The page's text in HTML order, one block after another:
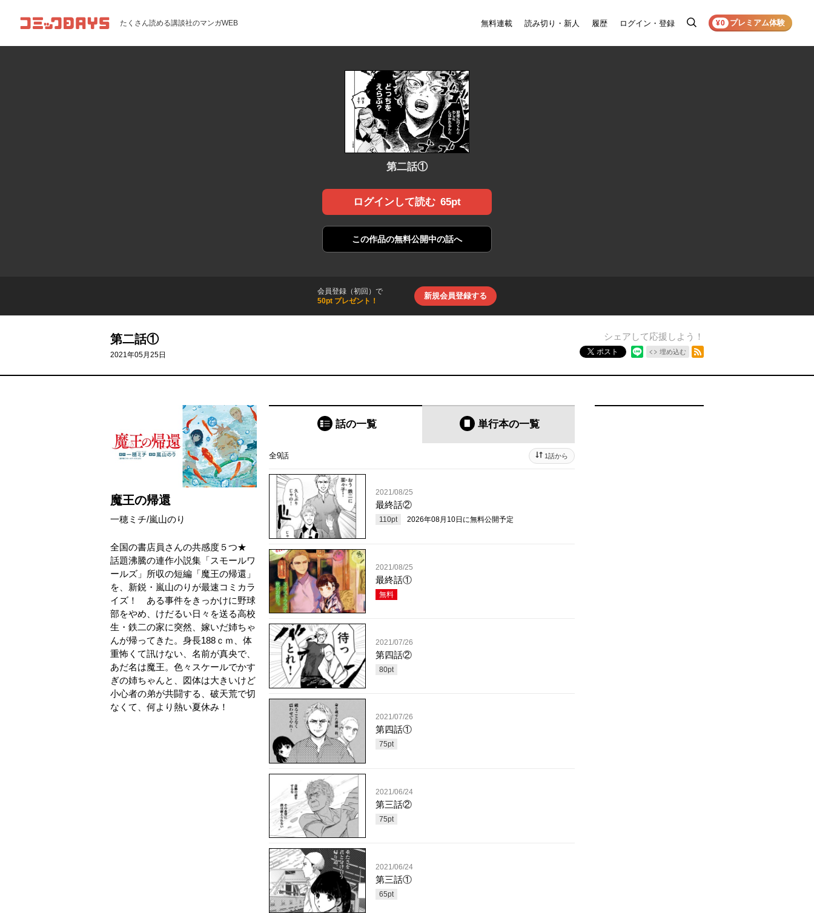
コミックDAYS たくさん読める講談社のマンガWEB 無料連載 読み切り・新人 履歴 ログイン・登録
検
¥0 プレミアム体験
第二話①
ログインして読む 65pt
この作品の無料公開中の話へ
会員登録（初回）で
50pt プレゼント！
新規会員登録する
第二話①
2021年05月25日
シェアして応援しよう！
ポスト 埋め込む
魔王の帰還
一穂ミチ/嵐山のり
全国の書店員さんの共感度５つ★
話題沸騰の連作小説集「スモールワ
ールズ」所収の短編「魔王の帰還」
を、新鋭・嵐山のりが最速コミカラ
イズ！ ある事件をきっかけに野球
部をやめ、けだるい日々を送る高校
生・鉄二の家に突然、嫁いだ姉ちゃ
んが帰ってきた。身長188ｃｍ、体
重怖くて訊けない、名前が真央で、
あだ名は魔王。色々スケールでかす
ぎの姉ちゃんと、図体は大きいけど
小心者の弟が共闘する、破天荒で切
なくて、何より熱い夏休み！
話の一覧 単行本の一覧
全9話 1話から
2021/08/25
最終話②
110pt 2026年08月10日 に無料公開予定
2021/08/25
最終話①
無料
2021/07/26
第四話②
80pt
2021/07/26
第四話①
75pt
2021/06/24
第三話②
75pt
2021/06/24
第三話①
65pt